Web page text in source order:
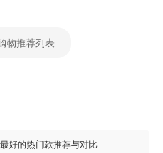
物推荐列表
好的热门款推荐与对比